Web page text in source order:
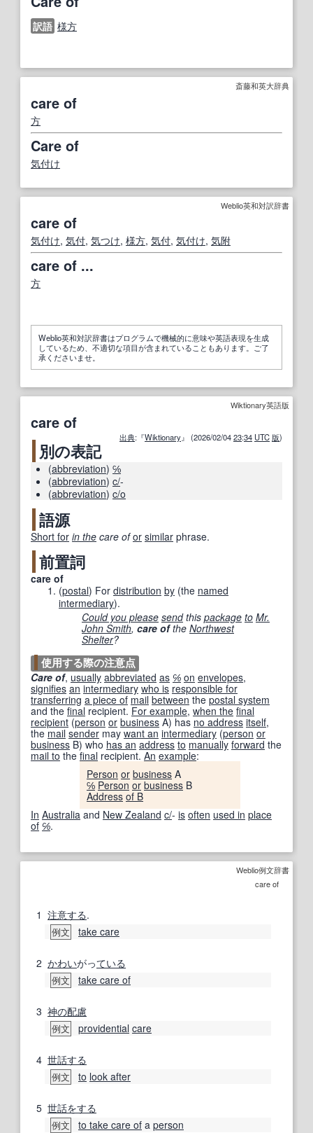
訳語 様方
斎藤和英大辞典
care of
方
Care of
気付け
Weblio英和対訳辞書
care of
気付け, 気付, 気つけ, 様方, 気付, 気付け, 気附
care of ...
方
Weblio英和対訳辞書はプログラムで機械的に意味や英語表現を生成
しているため、不適切な項目が含まれていることもあります。ご了
承くださいませ。
Wiktionary英語版
care of
出典:『Wiktionary』 (2026/02/0423:34 UTC 版)
別の表記
(abbreviation) ℅
(abbreviation) c/-
(abbreviation) c/o
語源
Short for in the care of or similar phrase.
前置詞
care of
(postal) For distribution by (the named
intermediary).
Could you please sendthis package to Mr.
John Smith, care ofthe Northwest
Shelter?
使用する際の注意点
Care of, usually abbreviated as ℅ on envelopes,
signifies an intermediary who is responsible for
transferring a piece of mail between the postal system
and the final recipient. For example, when the final
recipient (person or business A) has no address itself,
the mail sender may want an intermediary (person or
business B) who has an address to manually forward the
mail to the final recipient. An example:
Person or business A
℅ Person or business B
Address of B
In Australia and New Zealand c/- is often used in place
of ℅.
Weblio例文辞書
care of
1 注意する.
例文 take care
2 かわいがっている
例文 take care of
3 神の配慮
例文 providential care
4 世話する
例文 to look after
5 世話をする
例文 to take care of a person